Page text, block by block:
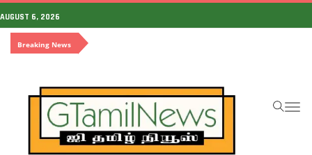
AUGUST 6, 2026
Breaking News